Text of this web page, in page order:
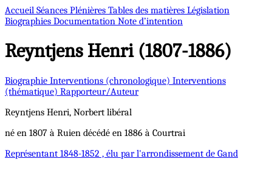
Accueil Séances Plénières Tables des matières Législation
Biographies Documentation Note d’intention
Reyntjens Henri (1807-1886)
Biographie Interventions (chronologique) Interventions
(thématique) Rapporteur/Auteur
Reyntjens Henri, Norbert libéral
né en 1807 à Ruien décédé en 1886 à Courtrai
Représentant 1848-1852 , élu par l'arrondissement de Gand